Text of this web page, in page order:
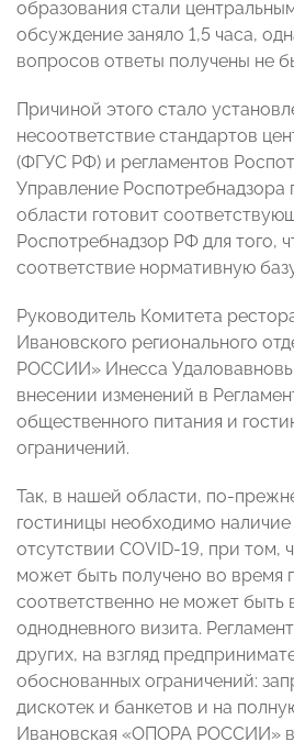
образования стали
обсуждение заняло 1,5 часа,
вопросов ответы получены не
Причиной этого стало
несоответствие стандартов
(ФГУС РФ) и регламентов
Управление Роспотребнадзора
области готовит
Роспотребнадзор РФ для того,
соответствие нормативную
Руководитель Комитета
Ивановского регионального
РОССИИ» Инесса
внесении изменений в
общественного питания и
ограничений.
Так, в нашей области, по-
гостиницы необходимо
отсутствии COVID-19, при том,
может быть получено во время
соответственно не может быть
однодневного визита.
других, на взгляд
обоснованных ограничений:
дискотек и банкетов и на
Ивановская «ОПОРА РОССИИ»